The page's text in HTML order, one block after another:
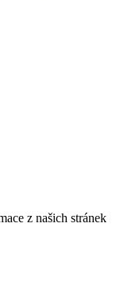
z našich stránek